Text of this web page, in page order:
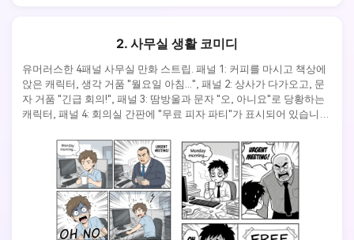
2. 사무실 생활 코미디
유머러스한 4패널 사무실 만화 스트립. 패널 1: 커피를 마시고 책상에
앉은 캐릭터, 생각 거품 "월요일 아침...", 패널 2: 상사가 다가오고, 문
자 거품 "긴급 회의!", 패널 3: 땀방울과 문자 "오, 아니요"로 당황하는
캐릭터, 패널 4: 회의실 간판에 "무료 피자 파티"가 표시되어 있습니다.